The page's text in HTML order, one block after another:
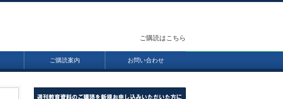
ご購読案内 お問い合わせ
ご購読はこちら